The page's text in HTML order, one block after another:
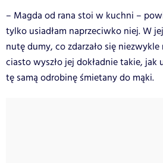
– Magda od rana stoi w kuchni –
tylko usiadłam naprzeciwko niej. W
nutę dumy, co zdarzało się
ciasto wyszło jej dokładnie takie, jak
tę samą odrobinę śmietany do mąki.